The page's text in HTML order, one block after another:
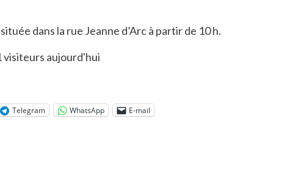
dans la rue Jeanne d’Arc à partir de 10 h.
visiteurs aujourd'hui
Telegram WhatsApp E-mail